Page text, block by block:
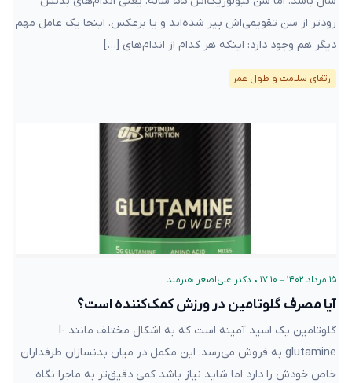
زودتر از سن تقویمی‌اش پیر شده‌اند و یا برعکس. اینجا یک عامل مهم
دیگر هم وجود دارد: اینکه هر کدام از اندام‌های […]
ارتقای سلامت و طول عمر
۱۵ مرداد ۱۴۰۲ – ۱۷:۱۰ • دکتر علی‌اصغر هنرمند
آیا مصرف گلوتامین در ورزش کمک‌کننده است؟
گلوتامین یک اسید آمینه است که به اشکال مختلف مانند l-
glutamine به فروش می‌رسد. این مکمل در میان بدنسازان طرفداران
خاص خودش را دارد اما شاید نیاز باشد کمی دقیق‌تر به ماجرا نگاه